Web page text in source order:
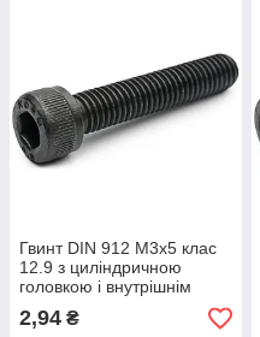
Гвинт DIN 912 М3х5 клас
12.9 з циліндричною
головкою і внутрішнім
шестигранником без
покриття
2,94 ₴